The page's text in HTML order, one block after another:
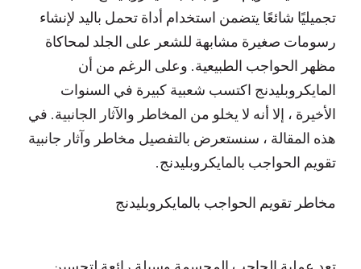
تجميليًا شائعًا يتضمن استخدام أداة تحمل باليد لإنشاء
رسومات صغيرة مشابهة للشعر على الجلد لمحاكاة
مظهر الحواجب الطبيعية. وعلى الرغم من أن
المايكروبليدنج اكتسب شعبية كبيرة في السنوات
الأخيرة ، إلا أنه لا يخلو من المخاطر والآثار الجانبية. في
هذه المقالة ، سنستعرض بالتفصيل مخاطر وآثار جانبية
تقويم الحواجب بالمايكروبليدنج.
مخاطر تقويم الحواجب بالمايكروبليدنج